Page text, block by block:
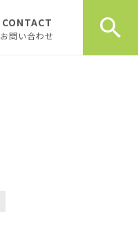
CONTACT
お問い合わせ